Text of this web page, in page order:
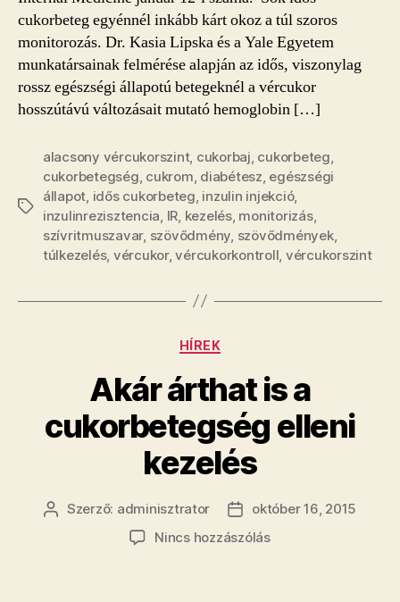
cukorbeteg egyénnél inkább kárt okoz a túl szoros
monitorozás. Dr. Kasia Lipska és a Yale Egyetem
munkatársainak felmérése alapján az idős, viszonylag
rossz egészségi állapotú betegeknél a vércukor
hosszútávú változásait mutató hemoglobin […]
Címkék
alacsony vércukorszint, cukorbaj cukorbeteg
cukorbetegség cukrom diabétesz egészségi
állapot idős cukorbeteg inzulin injekció,
inzulinrezisztencia IR kezelés, monitorizás,
szívritmuszavar, szövődmény szövődmények,
túlkezelés, vércukor,vércukorkontroll vércukorszint
Kategóriák
HÍREK
Akár árthat is a
cukorbetegség elleni
kezelés
Bejegyzés
Szerző: adminisztrator
Bejegyzés
dátuma
október 16, 2015
Nincs hozzászólása(z)